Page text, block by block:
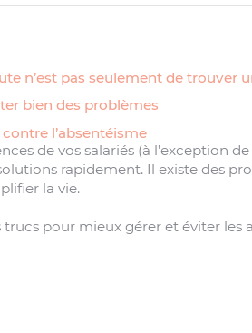
n’est pas seulement de trouver
bien des problèmes
l’absentéisme
de vos salariés (à l’exception
rapidement. Il existe des
la vie.
pour mieux gérer et éviter les